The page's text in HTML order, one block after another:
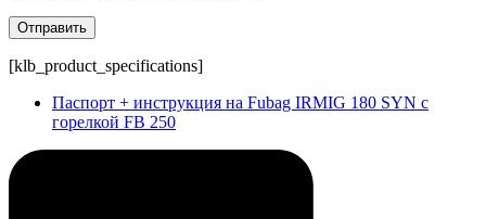
[klb_product_specifications]
Паспорт + инструкция на Fubag IRMIG 180 SYN с
горелкой FB 250